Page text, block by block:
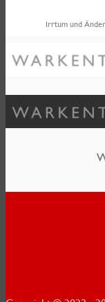
Irrtum und